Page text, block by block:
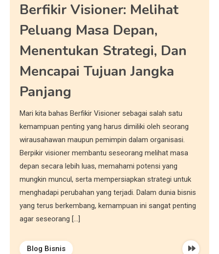
Berfikir Visioner: Melihat
Peluang Masa Depan,
Menentukan Strategi, Dan
Mencapai Tujuan Jangka
Panjang
Mari kita bahas Berfikir Visioner sebagai salah satu
kemampuan penting yang harus dimiliki oleh seorang
wirausahawan maupun pemimpin dalam organisasi.
Berpikir visioner membantu seseorang melihat masa
depan secara lebih luas, memahami potensi yang
mungkin muncul, serta mempersiapkan strategi untuk
menghadapi perubahan yang terjadi. Dalam dunia bisnis
yang terus berkembang, kemampuan ini sangat penting
agar seseorang […]
Blog Bisnis